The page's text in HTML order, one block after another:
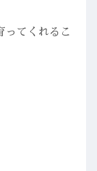
ってくれるこ